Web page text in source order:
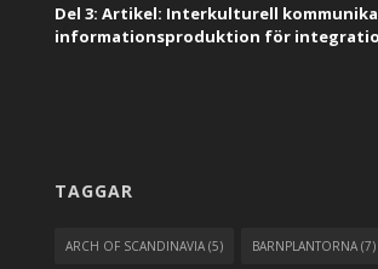
Del 3: Artikel: Interkulturell
informationsproduktion för
TAGGAR
ARCH OF SCANDINAVIA (5) BARNPLANTORNA (7)